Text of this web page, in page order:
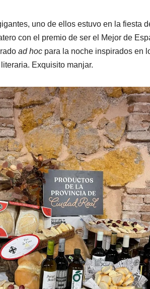
uno de ellos estuvo en la fiesta
con el premio de ser el Mejor de
ad hoc para la noche inspirados en
Exquisito manjar.